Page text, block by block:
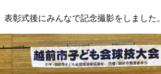
表彰式後にみんなで記念撮影をしました。